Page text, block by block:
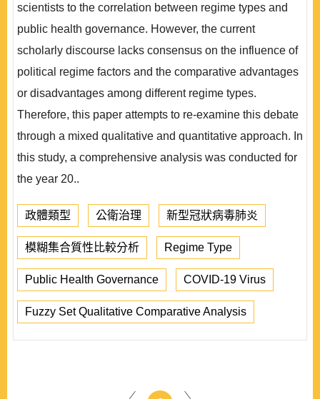
scientists to the correlation between regime types and
public health governance. However, the current
scholarly discourse lacks consensus on the influence of
political regime factors and the comparative advantages
or disadvantages among different regime types.
Therefore, this paper attempts to re-examine this debate
through a mixed qualitative and quantitative approach. In
this study, a comprehensive analysis was conducted for
the year 20..
政體類型 公衛治理 新型冠狀病毒肺炎
模糊集合質性比較分析 Regime Type
Public Health Governance COVID-19 Virus
Fuzzy Set Qualitative Comparative Analysis